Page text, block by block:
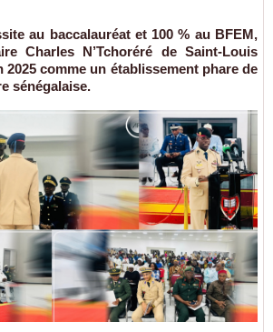
au baccalauréat et 100 % au BFEM,
Charles N’Tchoréré de Saint-Louis
2025 comme un établissement phare de
sénégalaise.